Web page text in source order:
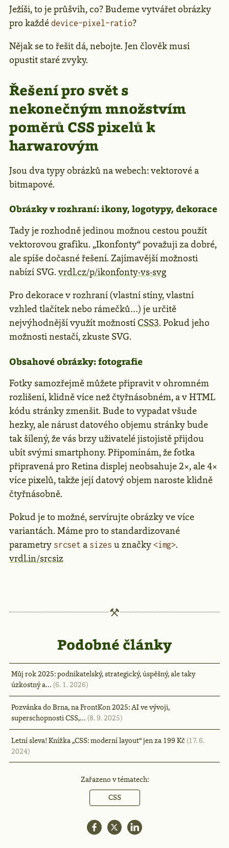
Ježíši, to je průšvih, co? Budeme vytvářet obrázky
pro každé device-pixel-ratio?
Nějak se to řešit dá, nebojte. Jen člověk musí
opustit staré zvyky.
Řešení pro svět s
nekonečným množstvím
poměrů CSS pixelů k
harwarovým
Jsou dva typy obrázků na webech: vektorové a
bitmapové.
Obrázky v rozhraní: ikony, logotypy, dekorace
Tady je rozhodně jedinou možnou cestou použít
vektorovou grafiku. „Ikonfonty“ považuji za dobré,
ale spíše dočasné řešení. Zajímavější možnosti
nabízí SVG. vrdl.cz/p/ikonfonty-vs-svg
Pro dekorace v rozhraní (vlastní stíny, vlastní
vzhled tlačítek nebo rámečků…) je určitě
nejvýhodnější využít možnostíCSS3. Pokud jeho
možnosti nestačí, zkuste SVG.
Obsahové obrázky: fotografie
Fotky samozřejmě můžete připravit v ohromném
rozlišení, klidně více než čtyřnásobném, a v HTML
kódu stránky zmenšit. Bude to vypadat všude
hezky, ale nárust datového objemu stránky bude
tak šílený, že vás brzy uživatelé jistojistě přijdou
ubít svými smartphony. Připomínám, že fotka
připravená pro Retina displej neobsahuje 2×, ale 4×
více pixelů, takže její datový objem naroste klidně
čtyřnásobně.
Pokud je to možné, servírujte obrázky ve více
variantách. Máme pro to standardizované
parametry srcset a sizes u značky<img>.
vrdl.in/srcsiz
Podobné články
Můj rok 2025: podnikatelský, strategický, úspěšný, ale taky
úzkostný a… (6. 1. 2026)
Pozvánka do Brna, na FrontKon 2025: AI ve vývoji,
superschopnosti CSS,… (8. 9. 2025)
Letní sleva! Knížka „CSS: moderní layout“ jen za 199 Kč(17. 6.
2024)
Zařazeno v tématech:
CSS